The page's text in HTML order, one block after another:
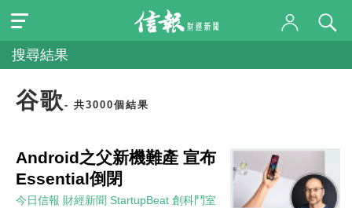
搜尋結果
谷歌 - 共3000個結果
Android之父新機難產 宣布
Essential倒閉
今日信報 財經新聞 StartupBeat 創科鬥室